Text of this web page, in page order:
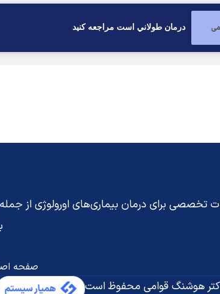
درمان طولاني است مراجعه كنيد
تخصصی برای درمان بیماری‌های اورولوژی از
صفحه
هوشنگ قوامی محفوظ است